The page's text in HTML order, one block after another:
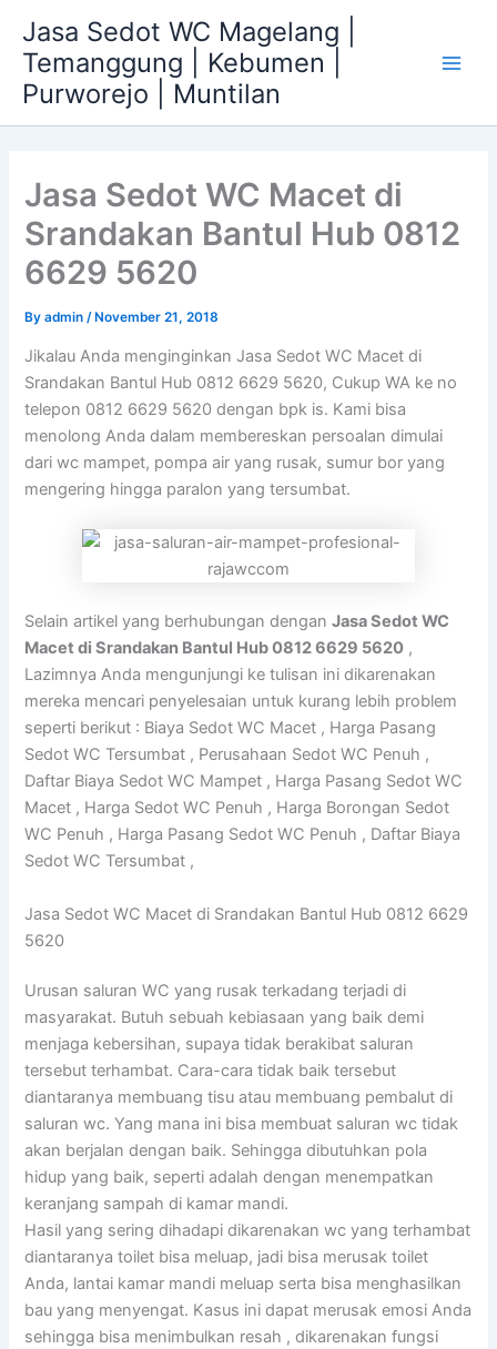
content
Jasa Sedot WC Magelang |
Temanggung | Kebumen |
Purworejo | Muntilan
Jasa Sedot WC Macet di
Srandakan Bantul Hub 0812
6629 5620
Byadmin/ November 21, 2018
Jikalau Anda menginginkan Jasa Sedot WC Macet di
Srandakan Bantul Hub 0812 6629 5620, Cukup WA ke no
telepon 0812 6629 5620 dengan bpk is. Kami bisa
menolong Anda dalam membereskan persoalan dimulai
dari wc mampet, pompa air yang rusak, sumur bor yang
mengering hingga paralon yang tersumbat.
Selain artikel yang berhubungan denganJasa Sedot WC
Macet di Srandakan Bantul Hub 0812 6629 5620 ,
Lazimnya Anda mengunjungi ke tulisan ini dikarenakan
mereka mencari penyelesaian untuk kurang lebih problem
seperti berikut : Biaya Sedot WC Macet , Harga Pasang
Sedot WC Tersumbat , Perusahaan Sedot WC Penuh ,
Daftar Biaya Sedot WC Mampet , Harga Pasang Sedot WC
Macet , Harga Sedot WC Penuh , Harga Borongan Sedot
WC Penuh , Harga Pasang Sedot WC Penuh , Daftar Biaya
Sedot WC Tersumbat ,
Jasa Sedot WC Macet di Srandakan Bantul Hub 0812 6629
5620
Urusan saluran WC yang rusak terkadang terjadi di
masyarakat. Butuh sebuah kebiasaan yang baik demi
menjaga kebersihan, supaya tidak berakibat saluran
tersebut terhambat. Cara-cara tidak baik tersebut
diantaranya membuang tisu atau membuang pembalut di
saluran wc. Yang mana ini bisa membuat saluran wc tidak
akan berjalan dengan baik. Sehingga dibutuhkan pola
hidup yang baik, seperti adalah dengan menempatkan
keranjang sampah di kamar mandi.
Hasil yang sering dihadapi dikarenakan wc yang terhambat
diantaranya toilet bisa meluap, jadi bisa merusak toilet
Anda, lantai kamar mandi meluap serta bisa menghasilkan
bau yang menyengat. Kasus ini dapat merusak emosi Anda
sehingga bisa menimbulkan resah , dikarenakan fungsi